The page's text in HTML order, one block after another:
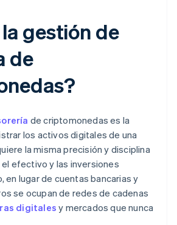
gestión de
de
de criptomonedas es la
los activos digitales de una
la misma precisión y disciplina
efectivo y las inversiones
en lugar de cuentas bancarias y
se ocupan de redes de cadenas
digitalesy mercados que nunca